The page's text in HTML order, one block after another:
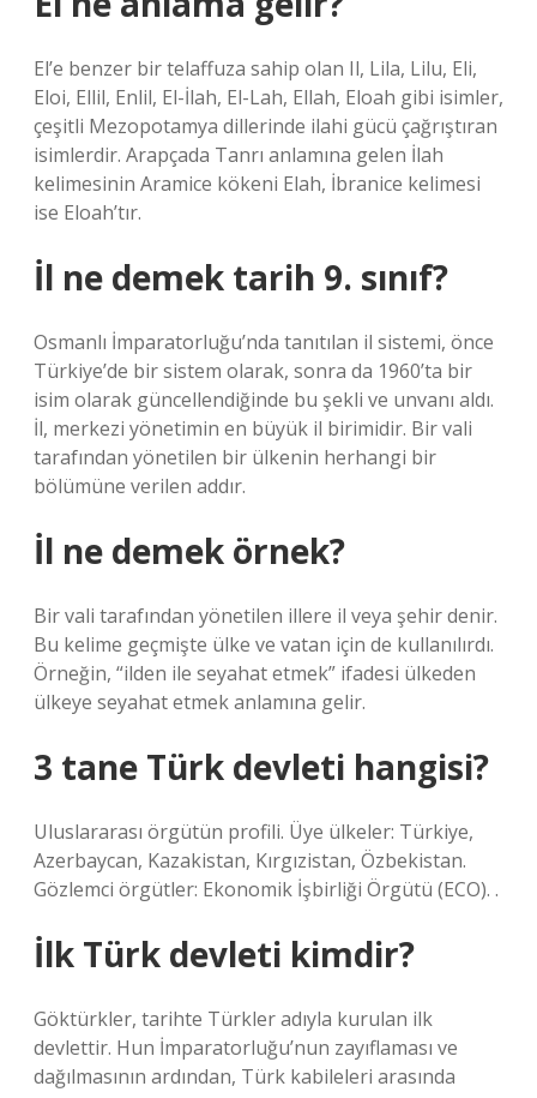
El’e benzer bir telaffuza sahip olan Il, Lila, Lilu, Eli,
Eloi, Ellil, Enlil, El-İlah, El-Lah, Ellah, Eloah gibi isimler,
çeşitli Mezopotamya dillerinde ilahi gücü çağrıştıran
isimlerdir. Arapçada Tanrı anlamına gelen İlah
kelimesinin Aramice kökeni Elah, İbranice kelimesi
ise Eloah’tır.
İl ne demek tarih 9. sınıf?
Osmanlı İmparatorluğu’nda tanıtılan il sistemi, önce
Türkiye’de bir sistem olarak, sonra da 1960’ta bir
isim olarak güncellendiğinde bu şekli ve unvanı aldı.
İl, merkezi yönetimin en büyük il birimidir. Bir vali
tarafından yönetilen bir ülkenin herhangi bir
bölümüne verilen addır.
İl ne demek örnek?
Bir vali tarafından yönetilen illere il veya şehir denir.
Bu kelime geçmişte ülke ve vatan için de kullanılırdı.
Örneğin, “ilden ile seyahat etmek” ifadesi ülkeden
ülkeye seyahat etmek anlamına gelir.
3 tane Türk devleti hangisi?
Uluslararası örgütün profili. Üye ülkeler: Türkiye,
Azerbaycan, Kazakistan, Kırgızistan, Özbekistan.
Gözlemci örgütler: Ekonomik İşbirliği Örgütü (ECO). .
İlk Türk devleti kimdir?
Göktürkler, tarihte Türkler adıyla kurulan ilk
devlettir. Hun İmparatorluğu’nun zayıflaması ve
dağılmasının ardından, Türk kabileleri arasında